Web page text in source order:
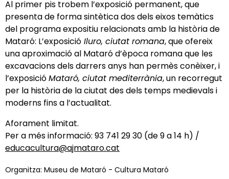
Al primer pis trobem l’exposició permanent, que
presenta de forma sintètica dos dels eixos temàtics
del programa expositiu relacionats amb la història de
Mataró: L’exposició Iluro, ciutat romana, que ofereix
una aproximació al Mataró d’època romana que les
excavacions dels darrers anys han permès conèixer, i
l’exposicióMataró, ciutat mediterrània, un recorregut
per la història de la ciutat des dels temps medievals i
moderns fins a l’actualitat.
Aforament limitat.
Per a més informació: 93 741 29 30 (de 9 a 14 h) /
educacultura@ajmataro.cat
Organitza: Museu de Mataró - Cultura Mataró